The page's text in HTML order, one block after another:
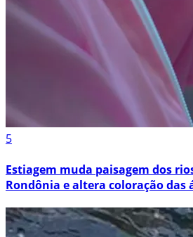
5
Estiagem muda paisagem dos
Rondônia e altera coloração das